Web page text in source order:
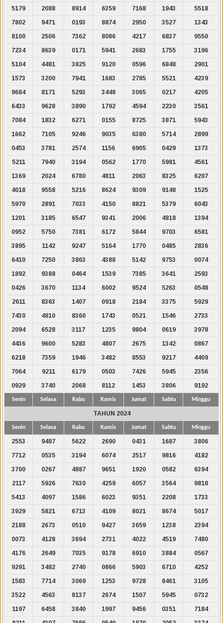
5179
2088 8914 6359 7168 1943
5518
7802
9471 0193 8874 2950 3527
1343
8100
2506 7362 8086 4217 6837
9550
7234
8639 0171 5941 2683 1755
3196
5104
4481 3825 9120 0596 6848
2901
1573
3200 7941 1683 2785 5521
4239
9684
8171 5293 3448 3065 0217
4205
6433
9628 3890 1792 4594 2230
3561
7084
1832 6271 0155 8725 3871
5943
1662
7105 9246 9035 6380 5714
2899
0453
3781 2574 1156 6905 0429
1373
5211
7940 3194 0562 1770 5981
4561
1369
2024 6780 4811 2063 8325
6207
4018
9558 5216 8624 9309 9148
1525
5970
2891 7033 4150 8821 5379
6043
1201
3185 6547 9341 2006 4818
1394
0952
5750 7381 6172 5844 9703
6581
3895
1142 9247 5164 1770 0485
2836
6410
7250 3863 4388 5142 9753
0074
1892
9388 0464 1539 7385 3641
2593
0426
3670 1134 6002 9524 5263
0548
2611
8363 1407 0918 2184 3375
5929
7430
4810 8360 1743 0521 1546
2733
2094
6528 3117 1235 9804 0619
3978
4436
9600 5283 4807 2675 1342
0867
6218
7359 1946 3482 8553 9217
4409
7064
9211 6179 0503 7426 5945
2356
0929
3740 2068 8112 1453 3806 9192
Senin Selasa Rabu Kamis Jumat Sabtu Minggu
TAHUN 2024
Senin Selasa Rabu Kamis Jumat Sabtu Minggu
2553 9487 5622 2690 0431 1687
3806
7712
0535 3194 6074 2517 9816
4182
3700
0267 4887 9651 1920 0582
6394
2117
5926 7630 4259 6057 3564
9818
5413
4097 1586 6023 9351 2208
1733
3929
5821 6713 4109 8021 8674
5017
2188
2673 0510 9427 3659 1238
2394
0073
4128 3694 2731 4022 4519
7480
4176
2649 7035 9178 6910 3884
0567
9291
3482 2740 0866 5903 6710
4252
1583
7714 3069 1253 9728 8461
3105
3522
4563 8137 2674 1507 5945
0732
1197
6458 3840 1997 9456 0351
7184